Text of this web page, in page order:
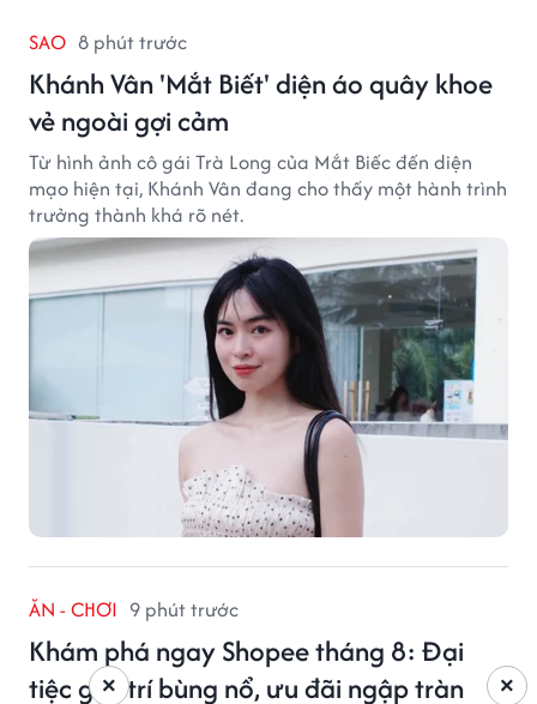
SAO 8 phút trước
Khánh Vân 'Mắt Biết' diện áo quây khoe
vẻ ngoài gợi cảm
Từ hình ảnh cô gái Trà Long của Mắt Biếc đến diện
mạo hiện tại, Khánh Vân đang cho thấy một hành trình
trưởng thành khá rõ nét.
ĂN - CHƠI 9 phút trước
Khám phá ngay Shopee tháng 8: Đại
tiệc giải trí bùng nổ, ưu đãi ngập tràn
×
×